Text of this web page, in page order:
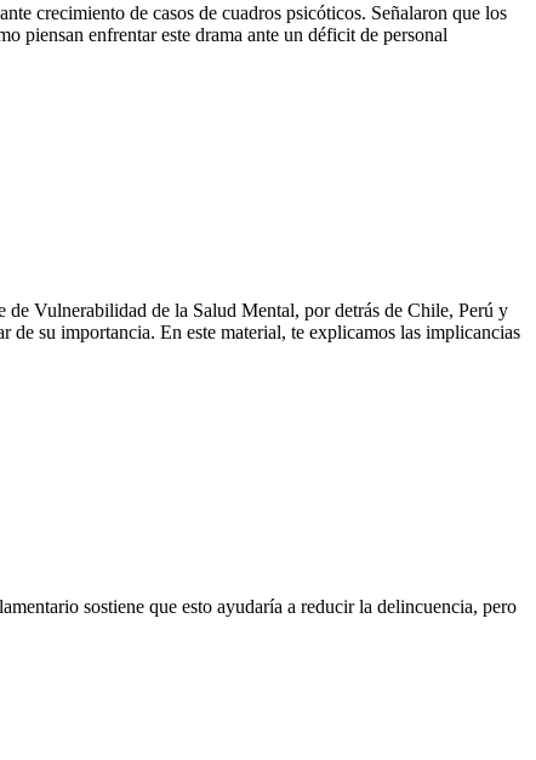
crecimiento de casos de cuadros psicóticos. Señalaron que los
piensan enfrentar este drama ante un déficit de personal
de Vulnerabilidad de la Salud Mental, por detrás de Chile, Perú y
su importancia. En este material, te explicamos las implicancias
sostiene que esto ayudaría a reducir la delincuencia, pero